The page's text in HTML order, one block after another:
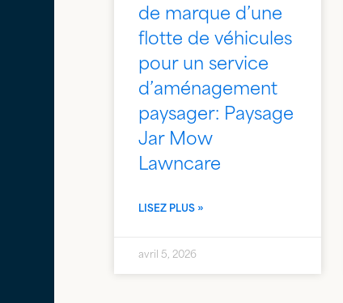
de marque d’une
flotte de véhicules
pour un service
d’aménagement
paysager: Paysage
Jar Mow
Lawncare
LISEZ PLUS »
avril 5, 2026